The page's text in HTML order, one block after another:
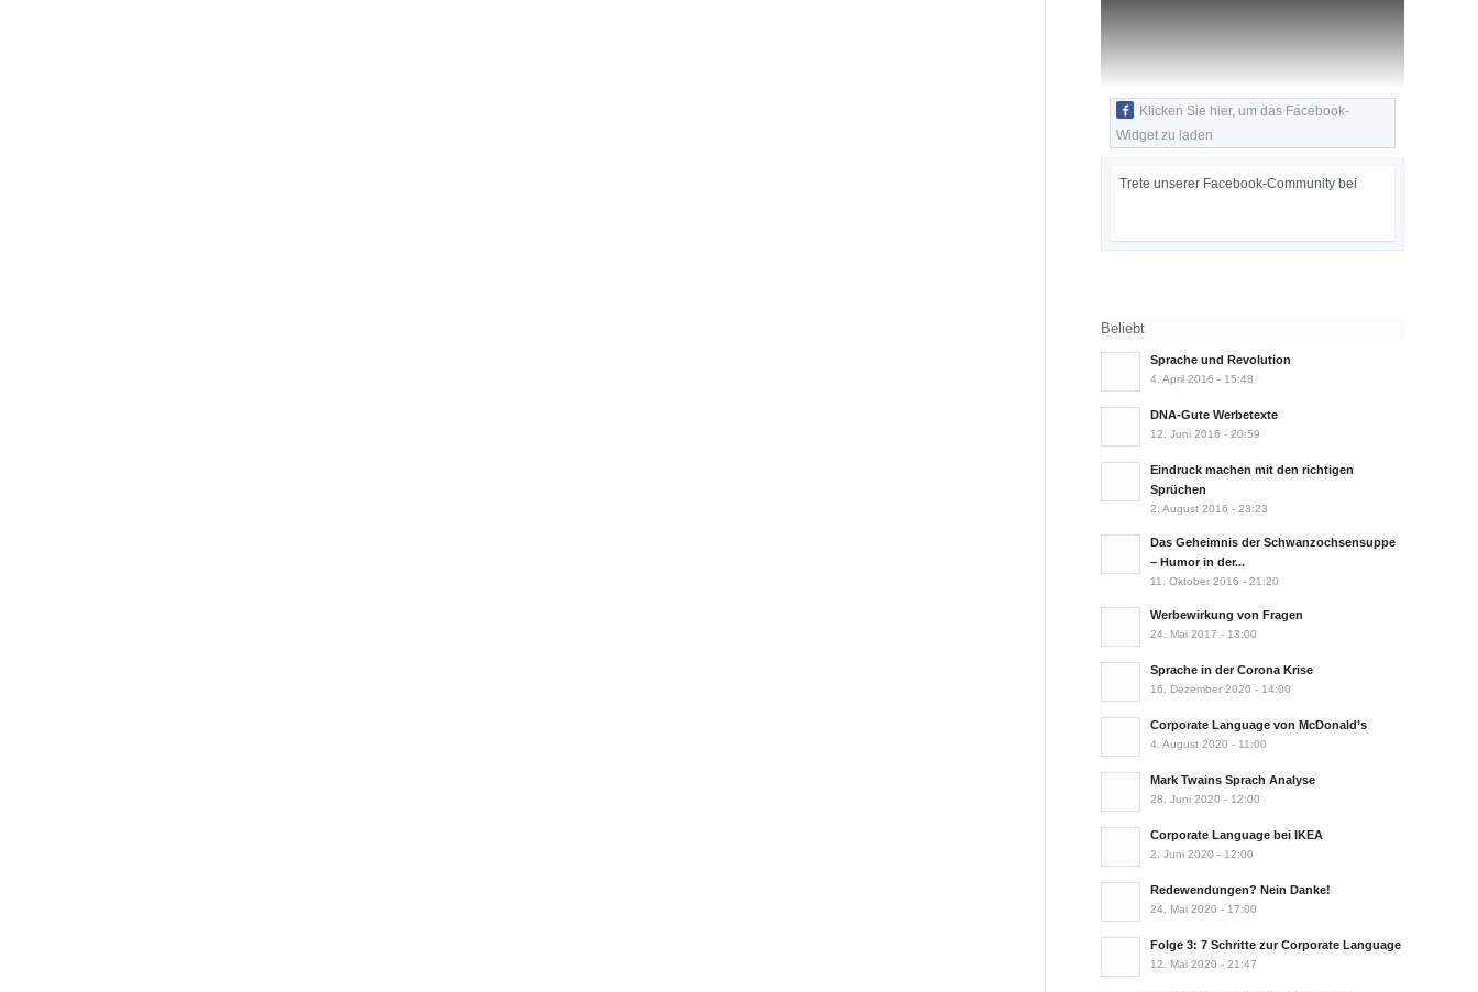
Klicken Sie hier, um das Facebook-
Widget zu laden
Trete unserer Facebook-Community bei
Beliebt
Sprache und Revolution
4. April 2016 - 15:48
DNA-Gute Werbetexte
12. Juni 2016 - 20:59
Eindruck machen mit den richtigen
Sprüchen
2. August 2016 - 23:23
Das Geheimnis der Schwanzochsensuppe
– Humor in der...
11. Oktober 2016 - 21:20
Werbewirkung von Fragen
24. Mai 2017 - 13:00
Sprache in der Corona Krise
16. Dezember 2020 - 14:00
Corporate Language von McDonald’s
4. August 2020 - 11:00
Mark Twains Sprach Analyse
28. Juni 2020 - 12:00
Corporate Language bei IKEA
2. Juni 2020 - 12:00
Redewendungen? Nein Danke!
24. Mai 2020 - 17:00
Folge 3: 7 Schritte zur Corporate Language
12. Mai 2020 - 21:47